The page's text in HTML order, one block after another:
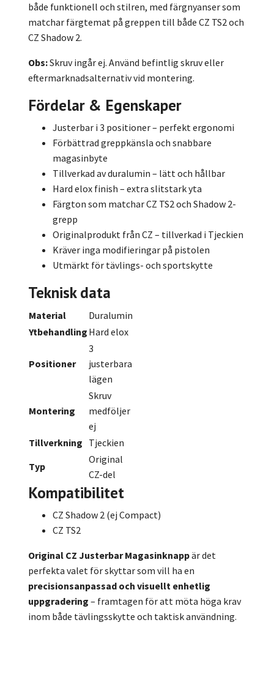
både funktionell och stilren, med färgnyanser som
matchar färgtemat på greppen till både CZ TS2 och
CZ Shadow 2.
Obs:Skruv ingår ej. Använd befintlig skruv eller
eftermarknadsalternativ vid montering.
Fördelar & Egenskaper
Justerbar i 3 positioner – perfekt ergonomi
Förbättrad greppkänsla och snabbare
magasinbyte
Tillverkad av duralumin – lätt och hållbar
Hard elox finish – extra slitstark yta
Färgton som matchar CZ TS2 och Shadow 2-
grepp
Originalprodukt från CZ – tillverkad i Tjeckien
Kräver inga modifieringar på pistolen
Utmärkt för tävlings- och sportskytte
Teknisk data
Material
Duralumin
Ytbehandling Hard elox
Positioner
3
justerbara
lägen
Montering
Skruv
medföljer
ej
Tillverkning Tjeckien
Typ
Original
CZ-del
Kompatibilitet
CZ Shadow 2 (ej Compact)
CZ TS2
Original CZ Justerbar Magasinknappär det
perfekta valet för skyttar som vill ha en
precisionsanpassad och visuellt enhetlig
uppgradering – framtagen för att möta höga krav
inom både tävlingsskytte och taktisk användning.